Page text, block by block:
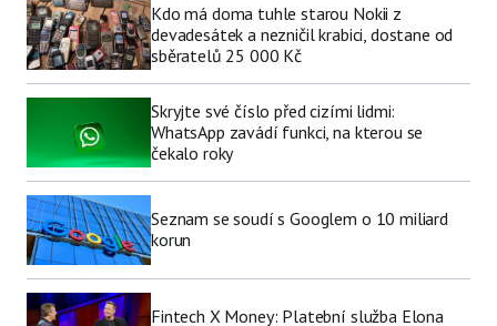
Kdo má doma tuhle starou Nokii z
devadesátek a nezničil krabici, dostane od
sběratelů 25 000 Kč
Skryjte své číslo před cizími lidmi:
WhatsApp zavádí funkci, na kterou se
čekalo roky
Seznam se soudí s Googlem o 10 miliard
korun
Fintech X Money: Platební služba Elona